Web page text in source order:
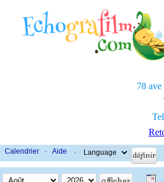
78 ave
Calendrier · Aide ·